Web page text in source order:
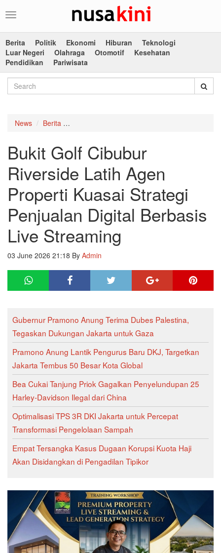
Toggle
Berita
Politik Ekonomi Hiburan
Teknologi
Luar Negeri
Olahraga Otomotif
Kesehatan
Pendidikan
Pariwisata
News Berita
Bukit Golf Cibubur
Riverside Latih Agen
Properti Kuasai Strategi
Penjualan Digital Berbasis
Live Streaming
03 June 2026 21:18 By Admin
Gubernur Pramono Anung Terima Dubes Palestina,
Tegaskan Dukungan Jakarta untuk Gaza
Pramono Anung Lantik Pengurus Baru DKJ, Targetkan
Jakarta Tembus 50 Besar Kota Global
Bea Cukai Tanjung Priok Gagalkan Penyelundupan 25
Harley-Davidson Ilegal dari China
Optimalisasi TPS 3R DKI Jakarta untuk Percepat
Transformasi Pengelolaan Sampah
Empat Tersangka Kasus Dugaan Korupsi Kuota Haji
Akan Disidangkan di Pengadilan Tipikor